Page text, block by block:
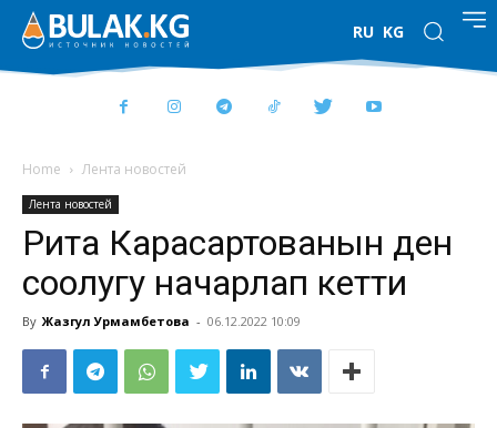
RU KG
Home Лента новостей
Лента новостей
Рита Карасартованын ден
соолугу начарлап кетти
By Жазгул Урмамбетова - 06.12.2022 10:09